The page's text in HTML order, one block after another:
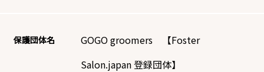
保護団体名
GOGO groomers 【Foster
Salon.japan 登録団体】